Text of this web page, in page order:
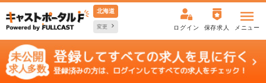
北海道
変更 ログイン 保存求人 メニュー